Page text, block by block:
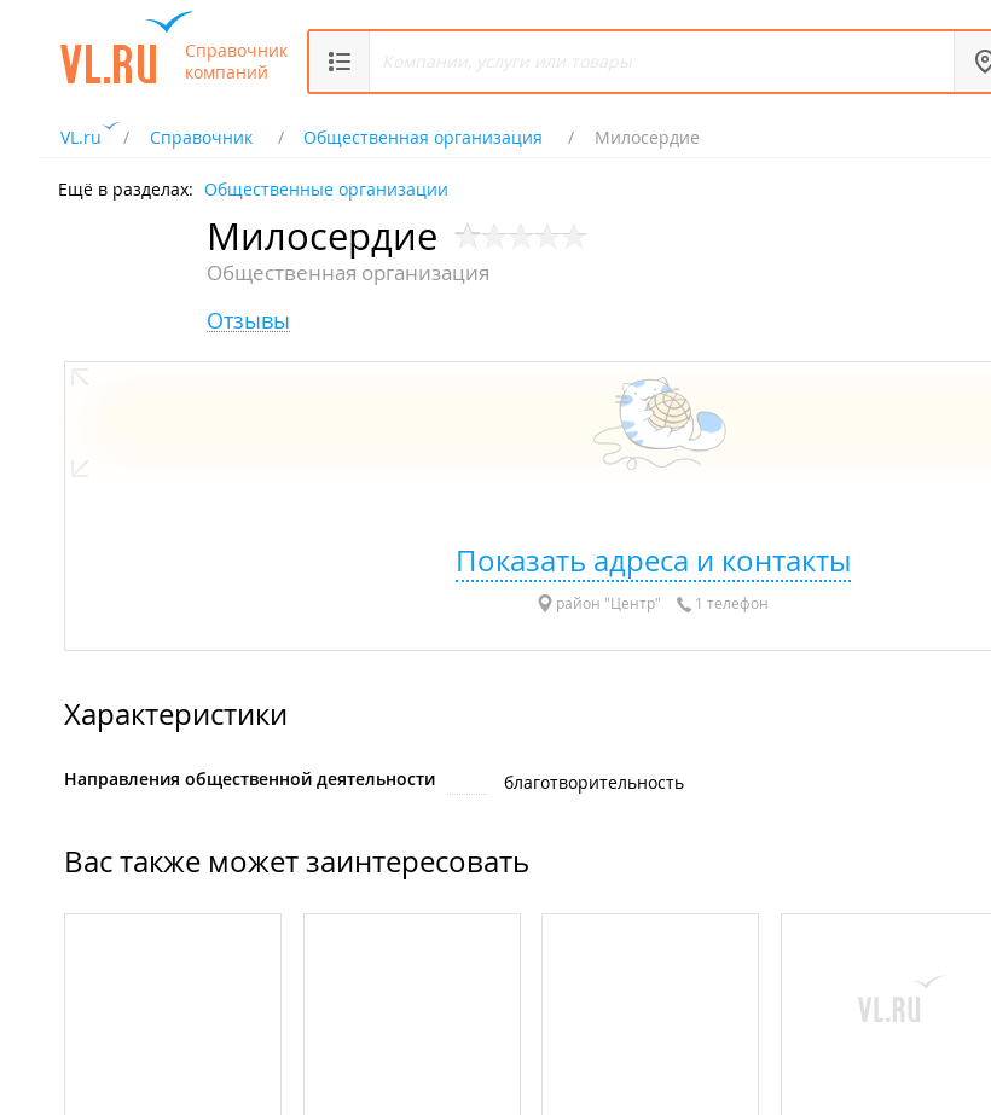
Справочник
компаний
VL.ru Справочник Общественная организация Милосердие
Ещё в разделах: Общественные организации
Милосердие
Общественная организация
Отзывы
Показать адреса и контакты
район "Центр" 1 телефон
Характеристики
Направления общественной деятельности благотворительность
Вас также может заинтересовать